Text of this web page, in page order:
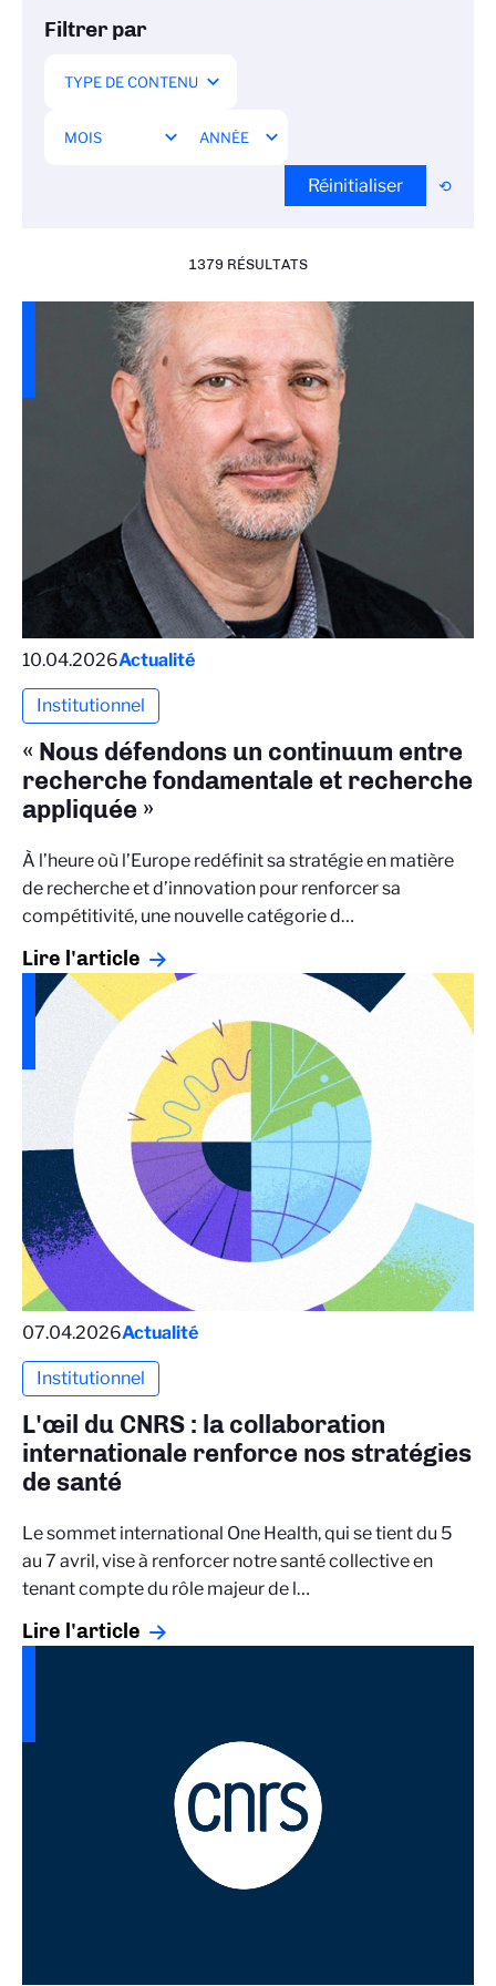
Filtrer par
Réinitialiser
1379 RÉSULTATS
10.04.2026Actualité
Institutionnel
« Nous défendons un continuum entre
recherche fondamentale et recherche
appliquée »
À l’heure où l’Europe redéfinit sa stratégie en matière
de recherche et d’innovation pour renforcer sa
compétitivité, une nouvelle catégorie d…
Lire l'article
07.04.2026Actualité
Institutionnel
L'œil du CNRS : la collaboration
internationale renforce nos stratégies
de santé
Le sommet international One Health, qui se tient du 5
au 7 avril, vise à renforcer notre santé collective en
tenant compte du rôle majeur de l…
Lire l'article